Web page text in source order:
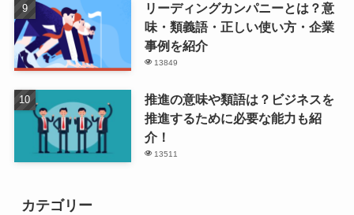
リーディングカンパニーとは？意
味・類義語・正しい使い方・企業
事例を紹介
13849
推進の意味や類語は？ビジネスを
推進するために必要な能力も紹
介！
13511
カテゴリー